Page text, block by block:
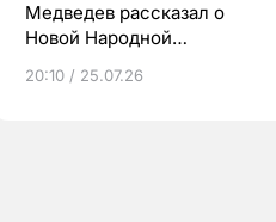
Медведев рассказал о
Новой Народной
20:10 / 25.07.26